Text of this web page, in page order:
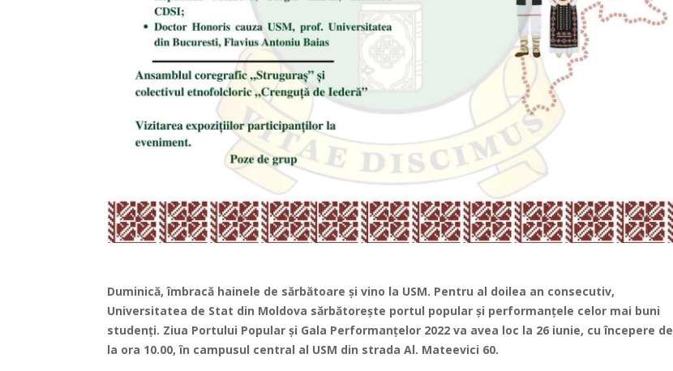
Duminică, îmbracă hainele de sărbătoare și vino la USM. Pentru al doilea an consecutiv,
Universitatea de Stat din Moldova sărbătorește portul popular și performanțele celor mai buni
studenți. Ziua Portului Popular și Gala Performanțelor 2022 va avea loc la 26 iunie, cu începere de
la ora 10.00, în campusul central al USM din strada Al. Mateevici 60.